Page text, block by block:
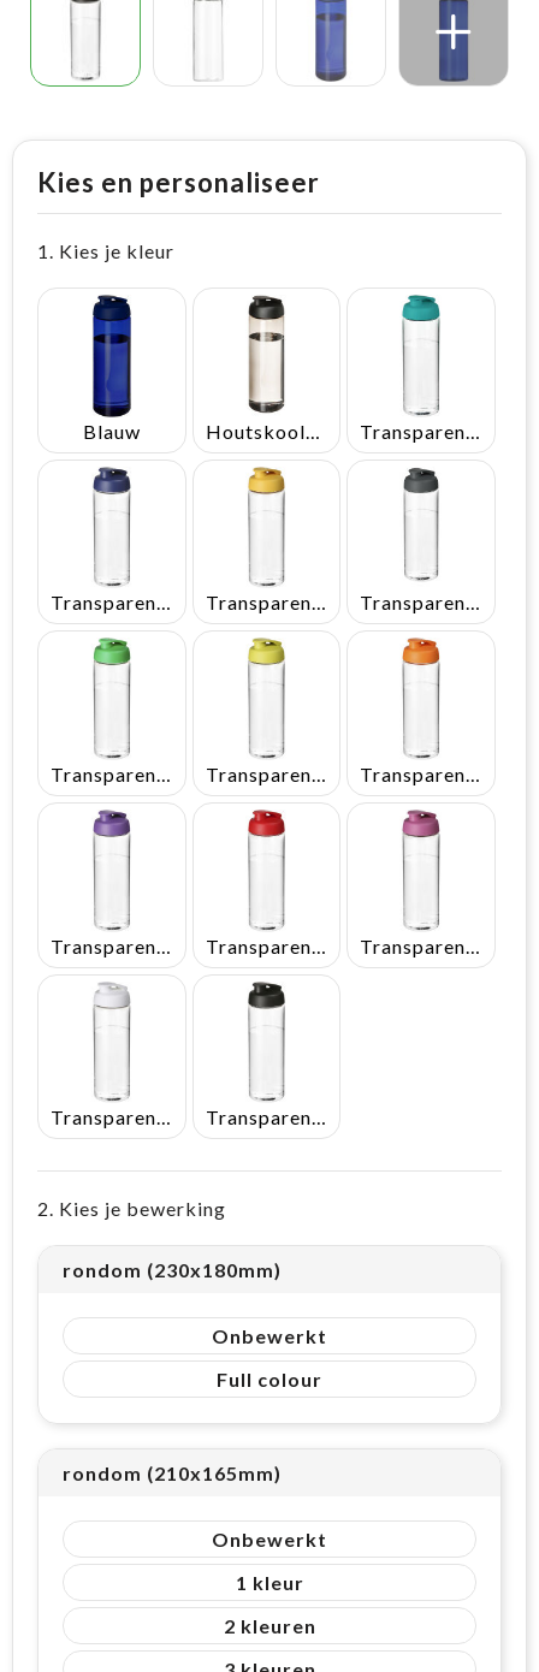
Kies en personaliseer
1. Kies je kleur
Blauw
Transparent/Blauw Transparent/Geel Transparent/Grijs
Transparent/Groen Transparent/Lime Transparent/Oranje
Transparent/Wit Transparent/Zwart
2. Kies je bewerking
rondom (230x180mm)
Onbewerkt
Full colour
rondom (210x165mm)
Onbewerkt
1
2